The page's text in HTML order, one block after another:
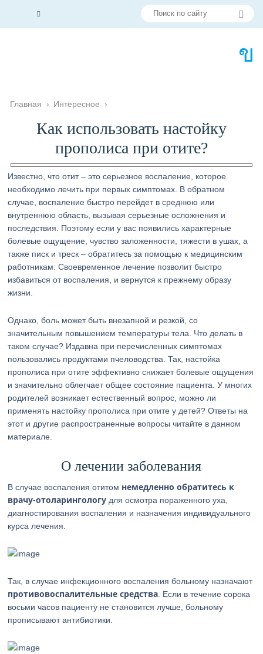
Главная › Интересное ›
Как использовать настойку
прополиса при отите?
Известно, что отит – это серьезное воспаление, которое
необходимо лечить при первых симптомах. В обратном
случае, воспаление быстро перейдет в среднюю или
внутреннюю область, вызывая серьезные осложнения и
последствия. Поэтому если у вас появились характерные
болевые ощущение, чувство заложенности, тяжести в ушах, а
также писк и треск – обратитесь за помощью к медицинским
работникам. Своевременное лечение позволит быстро
избавиться от воспаления, и вернутся к прежнему образу
жизни.
Однако, боль может быть внезапной и резкой, со
значительным повышением температуры тела. Что делать в
таком случае? Издавна при перечисленных симптомах
пользовались продуктами пчеловодства. Так, настойка
прополиса при отите эффективно снижает болевые ощущения
и значительно облегчает общее состояние пациента. У многих
родителей возникает естественный вопрос, можно ли
применять настойку прополиса при отите у детей? Ответы на
этот и другие распространенные вопросы читайте в данном
материале.
О лечении заболевания
В случае воспаления отитом немедленно обратитесь к
врачу-отоларингологу для осмотра пораженного уха,
диагностирования воспаления и назначения индивидуального
курса лечения.
Так, в случае инфекционного воспаления больному назначают
противовоспалительные средства . Если в течение сорока
восьми часов пациенту не становится лучше, больному
прописывают антибиотики.